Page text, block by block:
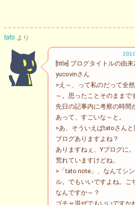
tato より
[title] ブログタイトルの由来
yucovinさん
>え～、って私のだって全
～。思ったことそのままで
先日の記事内に考察の時間
あって、すごいな～と。
>あ、そういえばtatoさん
ブログありますよね？
ありますねぇ、Yブログに
荒れていますけどね。
>「tato note」、なんてシ
ル。でもいいですよね。ご
なんですか～？
ゴチャ混ぜでもいいですか